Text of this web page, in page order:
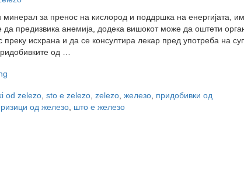
за пренос на кислород и поддршка на енергијата,
предизвика анемија, додека вишокот може да оштети
преку исхрана и да се консултира лекар пред употреба на
од …
od zelezo sto e zelezo zelezo железо придобивки од
ризици од железо што е железо